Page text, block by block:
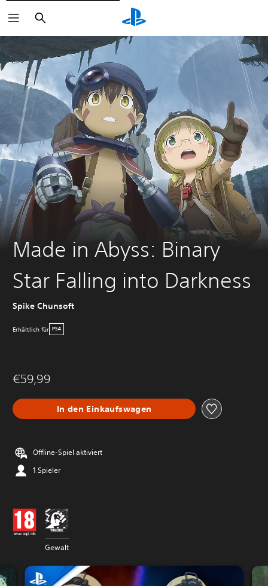
Suchen
Made in Abyss: Binary
Star Falling into Darkness
Spike Chunsoft
Erhältlich für PS4
€59,99
In den Einkaufswagen
Offline-Spiel aktiviert
1 Spieler
Gewalt